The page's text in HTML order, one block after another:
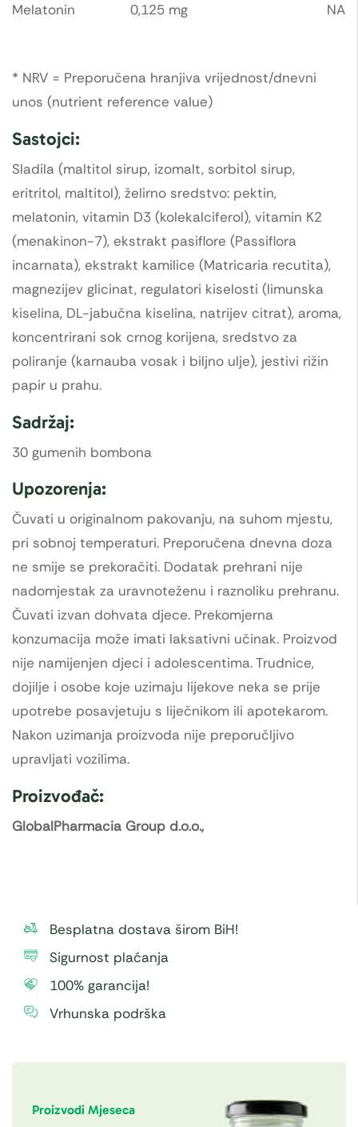
Melatonin 0,125 mg NA
* NRV = Preporučena hranjiva vrijednost/dnevni
unos (nutrient reference value)
Sastojci:
Sladila (maltitol sirup, izomalt, sorbitol sirup,
eritritol, maltitol), želirno sredstvo: pektin,
melatonin, vitamin D3 (kolekalciferol), vitamin K2
(menakinon-7), ekstrakt pasiflore (Passiflora
incarnata), ekstrakt kamilice (Matricaria recutita),
magnezijev glicinat, regulatori kiselosti (limunska
kiselina, DL-jabučna kiselina, natrijev citrat), aroma,
koncentrirani sok crnog korijena, sredstvo za
poliranje (karnauba vosak i biljno ulje), jestivi rižin
papir u prahu.
Sadržaj:
30 gumenih bombona
Upozorenja:
Čuvati u originalnom pakovanju, na suhom mjestu,
pri sobnoj temperaturi. Preporučena dnevna doza
ne smije se prekoračiti. Dodatak prehrani nije
nadomjestak za uravnoteženu i raznoliku prehranu.
Čuvati izvan dohvata djece. Prekomjerna
konzumacija može imati laksativni učinak. Proizvod
nije namijenjen djeci i adolescentima. Trudnice,
dojilje i osobe koje uzimaju lijekove neka se prije
upotrebe posavjetuju s liječnikom ili apotekarom.
Nakon uzimanja proizvoda nije preporučljivo
upravljati vozilima.
Proizvođač:
GlobalPharmacia Group d.o.o.,
Besplatna dostava širom BiH!
Sigurnost plaćanja
100% garancija!
Vrhunska podrška
Proizvodi Mjeseca